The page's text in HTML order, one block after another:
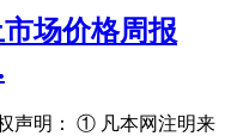
场价格周报
声明： ① 凡本网注明来